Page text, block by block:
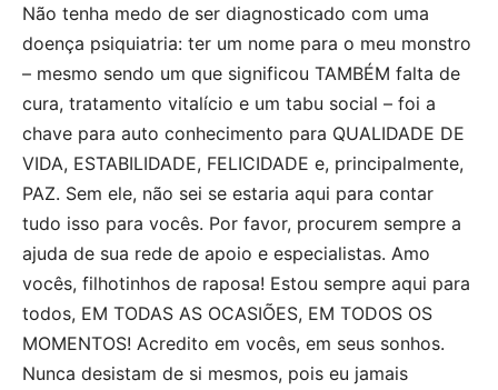
Não tenha medo de ser diagnosticado com uma
doença psiquiatria: ter um nome para o meu monstro
– mesmo sendo um que significou TAMBÉM falta de
cura, tratamento vitalício e um tabu social – foi a
chave para auto conhecimento para QUALIDADE DE
VIDA, ESTABILIDADE, FELICIDADE e, principalmente,
PAZ. Sem ele, não sei se estaria aqui para contar
tudo isso para vocês. Por favor, procurem sempre a
ajuda de sua rede de apoio e especialistas. Amo
vocês, filhotinhos de raposa! Estou sempre aqui para
todos, EM TODAS AS OCASIÕES, EM TODOS OS
MOMENTOS! Acredito em vocês, em seus sonhos.
Nunca desistam de si mesmos, pois eu jamais